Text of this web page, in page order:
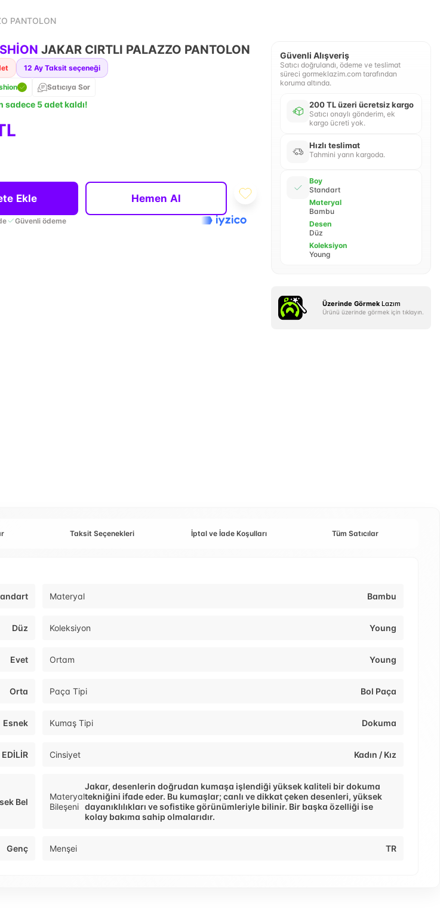
PANTOLON
JAKAR CIRTLI PALAZZO PANTOLON
12 Ay Taksit seçeneği
Satıcıya Sor
sadece 5 adet kaldı!
Ekle Hemen Al
Güvenli ödeme
Güvenli Alışveriş
Satıcı doğrulandı, ödeme ve teslimat
süreci gormeklazim.com tarafından
koruma altında.
200 TL üzeri ücretsiz kargo
Satıcı onaylı gönderim, ek
kargo ücreti yok.
Hızlı teslimat
Tahmini yarın kargoda.
Boy
Standart
Materyal
Bambu
Desen
Düz
Koleksiyon
Young
Üzerinde Görmek Lazım
Ürünü üzerinde görmek için tıklayın.
Taksit Seçenekleri İptal ve İade Koşulları Tüm Satıcılar
Materyal Bambu
Düz Koleksiyon Young
Evet Ortam Young
Orta Paça Tipi Bol Paça
Esnek Kumaş Tipi Dokuma
Cinsiyet Kadın / Kız
Bel
Materyal
Bileşeni
Jakar, desenlerin doğrudan kumaşa işlendiği yüksek kaliteli bir dokuma
tekniğini ifade eder. Bu kumaşlar; canlı ve dikkat çeken desenleri, yüksek
dayanıklılıkları ve sofistike görünümleriyle bilinir. Bir başka özelliği ise
kolay bakıma sahip olmalarıdır.
Genç Menşei TR